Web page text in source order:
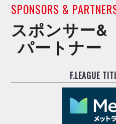
SPONSORS &
スポンサー&
パートナー
F.LEAGUE